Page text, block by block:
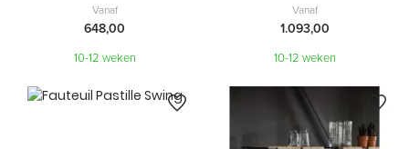
Vanaf
648,00
10-12 weken
Vanaf
1.093,00
10-12 weken